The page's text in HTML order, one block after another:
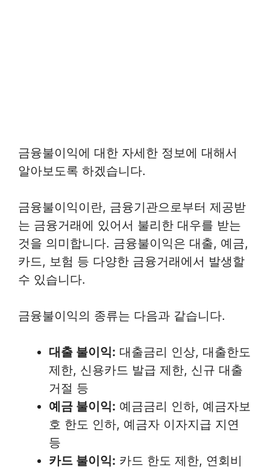
금융불이익에 대한 자세한 정보에 대해서
알아보도록 하겠습니다.
금융불이익이란, 금융기관으로부터 제공받
는 금융거래에 있어서 불리한 대우를 받는
것을 의미합니다. 금융불이익은 대출, 예금,
카드, 보험 등 다양한 금융거래에서 발생할
수 있습니다.
금융불이익의 종류는 다음과 같습니다.
대출 불이익: 대출금리 인상, 대출한도
제한, 신용카드 발급 제한, 신규 대출
거절 등
예금 불이익: 예금금리 인하, 예금자보
호 한도 인하, 예금자 이자지급 지연
등
카드 불이익: 카드 한도 제한, 연회비